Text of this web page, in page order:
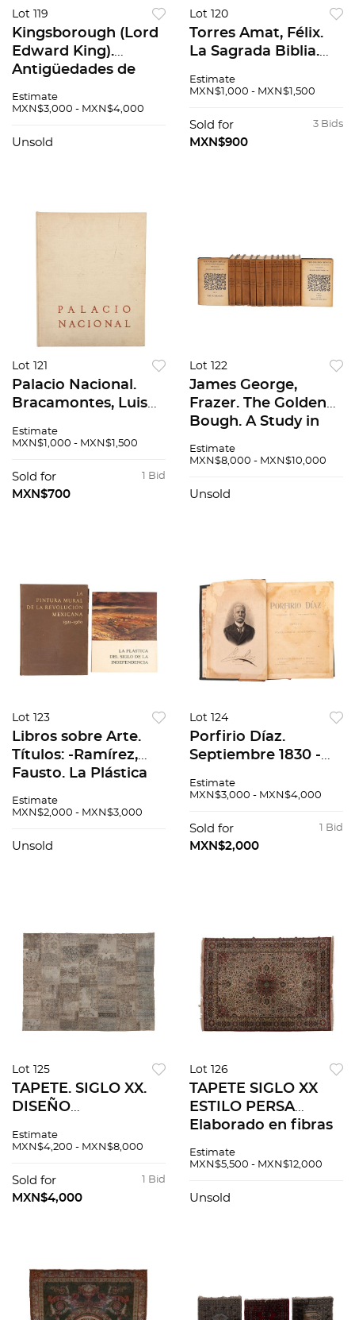
Lot 119
Kingsborough (Lord
Edward King).
Antigüedades de
la recopilación de
México: S...
Estimate
MXN$3,000 - MXN$4,000
Unsold
Lot 120
Torres Amat, Félix.
La Sagrada Biblia.
vulgata latina al
la Biblia Católica,...
Estimate
MXN$1,000 - MXN$1,500
3 Bids
Sold for
MXN$900
Lot 121
Palacio Nacional.
Bracamontes, Luis
General). México:
Públicas, 1976.
Primera edi...
Estimate
MXN$1,000 - MXN$1,500
1 Bid
Sold for
MXN$700
Lot 122
James George,
Frazer. The Golden
Bough. A Study in
London, Macmillan:
1966....
Estimate
MXN$8,000 - MXN$10,000
Unsold
Lot 123
Libros sobre Arte.
Títulos: -Ramírez,
Fausto. La Plástica
Independencia.
Editorial d...
Estimate
MXN$2,000 - MXN$3,000
Unsold
Lot 124
Porfirio Díaz.
Septiembre 1830 -
Ensayo de Psicología
México: Librería de la
Vda...
Estimate
MXN$3,000 - MXN$4,000
1 Bid
Sold for
MXN$2,000
Lot 125
TAPETE. SIGLO XX.
DISEÑO
Elaborado en fibras
manera mecánica
Estimate
MXN$4,200 - MXN$8,000
1 Bid
Sold for
MXN$4,000
Lot 126
TAPETE SIGLO XX
ESTILO PERSA
Elaborado en fibras
Cuenta con
orla floreada
Estimate
MXN$5,500 - MXN$12,000
Unsold